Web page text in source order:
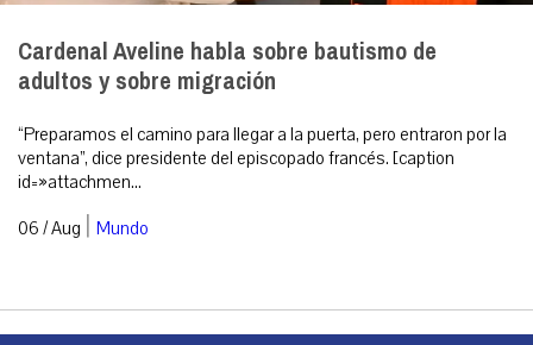
Cardenal Aveline habla sobre bautismo de
adultos y sobre migración
“Preparamos el camino para llegar a la puerta, pero entraron por la
ventana”, dice presidente del episcopado francés. [caption
id=»attachmen...
06 / Aug | Mundo